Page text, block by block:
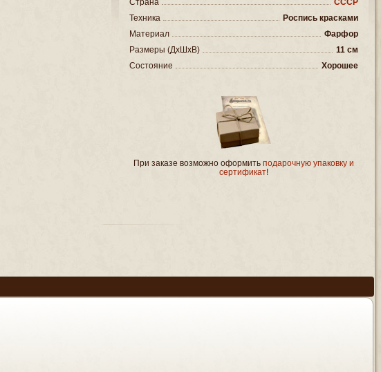
Техника
Роспись красками
Материал
Фарфор
Размеры (ДxШxВ)
11 см
Состояние
Хорошее
При заказе возможно оформить подарочную упаковку и
сертификат!